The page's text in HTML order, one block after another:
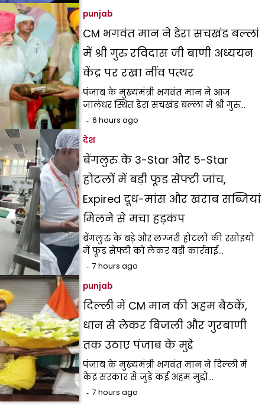
punjab
CM भगवंत मान ने डेरा सचखंड बल्लां
में श्री गुरु रविदास जी बाणी अध्ययन
केंद्र पर रखा नींव पत्थर
पंजाब के मुख्यमंत्री भगवंत मान ने आज
जालंधर स्थित डेरा सचखंड बल्लां में श्री गुरु…
6 hours ago
देश
बेंगलुरु के 3-Star और 5-Star
होटलों में बड़ी फूड सेफ्टी जांच,
Expired दूध-मांस और खराब सब्जियां
मिलने से मचा हड़कंप
बेंगलुरु के बड़े और लग्जरी होटलों की रसोइयों
में फूड सेफ्टी को लेकर बड़ी कार्रवाई…
7 hours ago
punjab
दिल्ली में CM मान की अहम बैठकें,
धान से लेकर बिजली और गुरबाणी
तक उठाए पंजाब के मुद्दे
पंजाब के मुख्यमंत्री भगवंत मान ने दिल्ली में
केंद्र सरकार से जुड़े कई अहम मुद्दों…
7 hours ago